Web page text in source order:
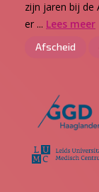
zijn jaren bij de
er ... Lees meer
Afscheid